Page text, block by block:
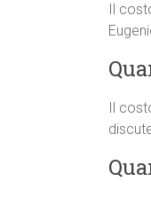
Il
Il